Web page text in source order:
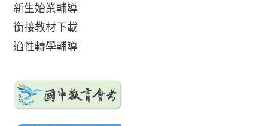
新生始業輔導
銜接教材下載
適性轉學輔導